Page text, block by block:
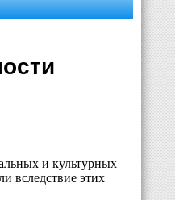
и культурных
вследствие этих